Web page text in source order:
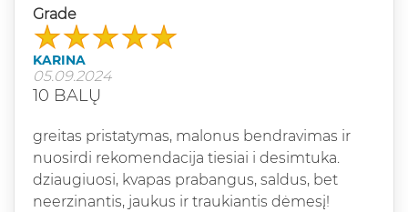
Grade
KARINA
05.09.2024
10 BALŲ
greitas pristatymas, malonus bendravimas ir
nuosirdi rekomendacija tiesiai i desimtuka.
dziaugiuosi, kvapas prabangus, saldus, bet
neerzinantis, jaukus ir traukiantis dėmesį!